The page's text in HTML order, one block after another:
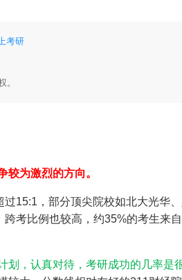
考研
。
较为激烈的方向。
15:1，部分顶尖院校如北大光华
考比例也较高，约35%的考生来
，认真对待，考研成功的几率是